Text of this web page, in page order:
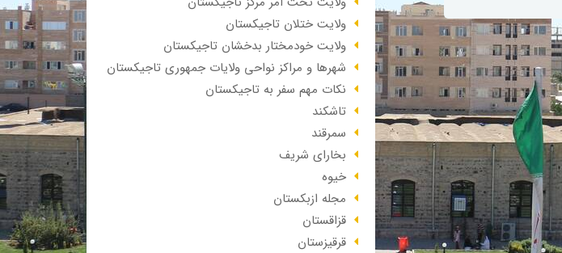
ولایت ختلان تاجیکستان
ولایت خودمختار بدخشان تاجیکستان
شهرها و مراکز نواحی ولایات جمهوری تاجیکستان
نکات مهم سفر به تاجیکستان
تاشکند
سمرقند
بخارای شریف
خیوه
مجله ازبکستان
قزاقستان
قرقیزستان